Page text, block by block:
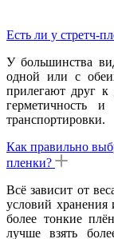
Есть ли у стретч-
У большинства
одной или с
прилегают друг к
герметичность
транспортировки.
Как правильно
пленки?
Всё зависит от
условий хранения
более тонкие
лучше взять